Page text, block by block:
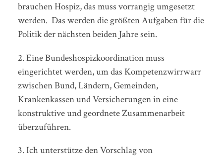
brauchen Hospiz, das muss vorrangig umgesetzt
werden. Das werden die größten Aufgaben für die
Politik der nächsten beiden Jahre sein.
2. Eine Bundeshospizkoordination muss
eingerichtet werden, um das Kompetenzwirrwarr
zwischen Bund, Ländern, Gemeinden,
Krankenkassen und Versicherungen in eine
konstruktive und geordnete Zusammenarbeit
überzuführen.
3. Ich unterstütze den Vorschlag von